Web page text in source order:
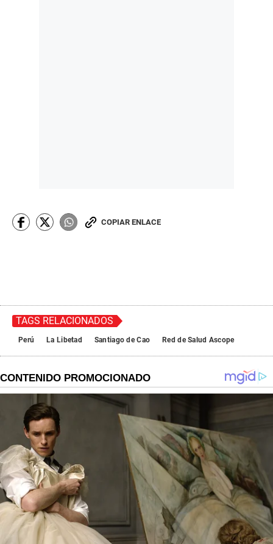
COPIAR ENLACE
TAGS RELACIONADOS
Perú La Libetad Santiago de Cao Red de Salud Ascope